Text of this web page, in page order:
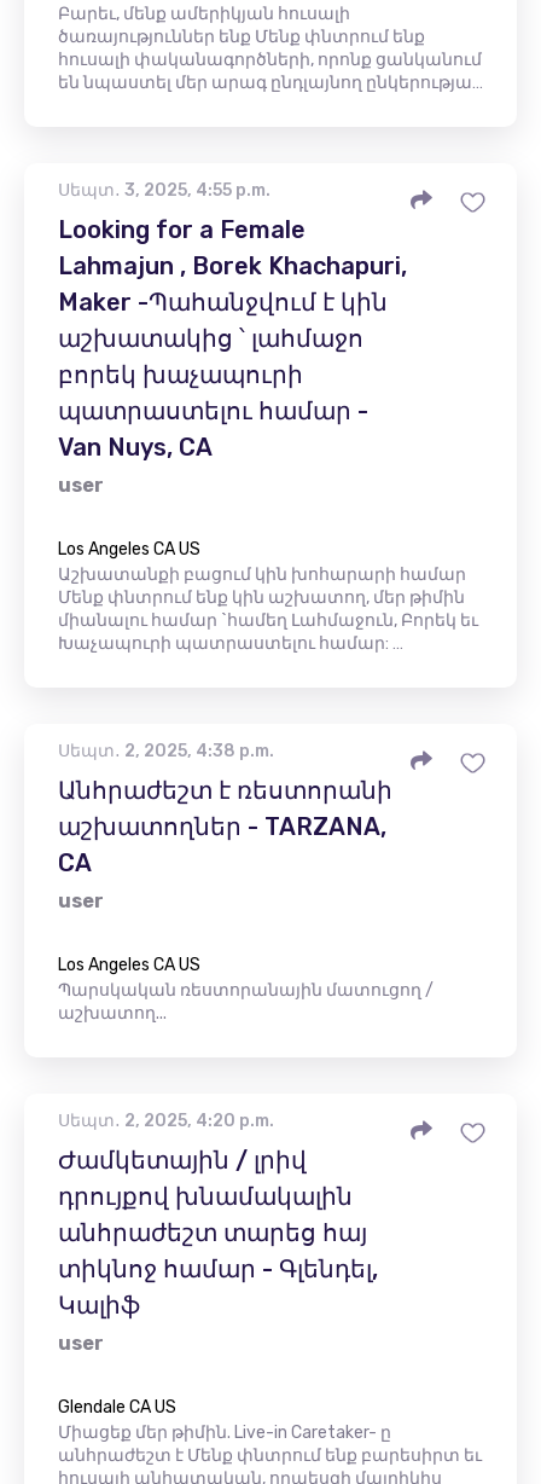
Բարեւ, մենք ամերիկյան հուսալի
ծառայություններ ենք Մենք փնտրում ենք
հուսալի փականագործների, որոնք ցանկանում
են նպաստել մեր արագ ընդլայնող ընկերությա…
Սեպտ․ 3, 2025, 4:55 p.m.
Looking for a Female
Lahmajun , Borek Khachapuri,
Maker -Պահանջվում է կին
աշխատակից ՝ լահմաջո
բորեկ խաչապուրի
պատրաստելու համար -
Van Nuys, CA
user
Los Angeles CA US
Աշխատանքի բացում կին խոհարարի համար
Մենք փնտրում ենք կին աշխատող, մեր թիմին
միանալու համար `համեղ Լահմաջուն, Բորեկ եւ
Խաչապուրի պատրաստելու համար: …
Սեպտ․ 2, 2025, 4:38 p.m.
Անհրաժեշտ է ռեստորանի
աշխատողներ - TARZANA,
CA
user
Los Angeles CA US
Պարսկական ռեստորանային մատուցող /
աշխատող...
Սեպտ․ 2, 2025, 4:20 p.m.
Ժամկետային / լրիվ
դրույքով խնամակալին
անհրաժեշտ տարեց հայ
տիկնոջ համար - Գլենդել,
Կալիֆ
user
Glendale CA US
Միացեք մեր թիմին. Live-in Caretaker- ը
անհրաժեշտ է Մենք փնտրում ենք բարեսիրտ եւ
հուսալի անհատական, որպեսզի մայրիկիս